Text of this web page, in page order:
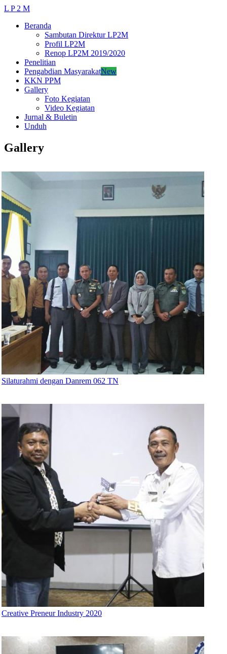
L P 2 M
Beranda
Sambutan Direktur LP2M
Profil LP2M
Renop LP2M 2019/2020
Penelitian
Pengabdian MasyarakatNew
KKN PPM
Gallery
Foto Kegiatan
Video Kegiatan
Jurnal & Buletin
Unduh
Gallery
Silaturahmi dengan Danrem 062 TN
Creative Preneur Industry 2020